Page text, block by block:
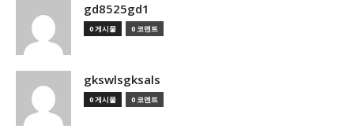
gd8525gd1
0 게시물 0 코멘트
gkswlsgksals
0 게시물 0 코멘트